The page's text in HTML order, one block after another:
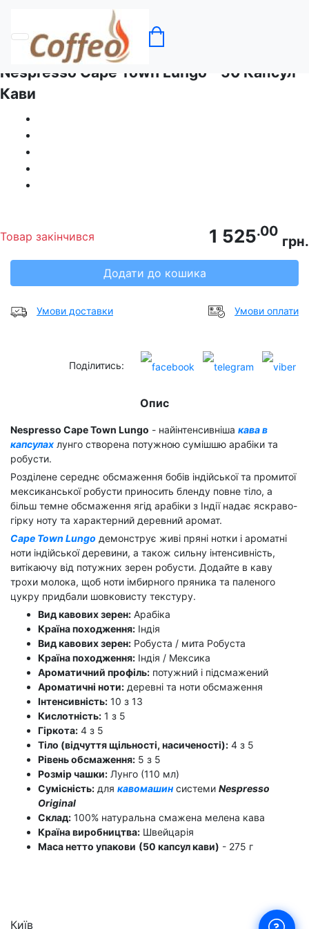
Кава в капсулах Nespresso
Nespresso Cape Town Lungo - 50 Капсул
Кави
Товар закінчився 1 525.00
грн.
Додати до кошика
Умови доставки Умови оплати
Поділитись:
Опис
Nespresso Cape Town Lungo - найінтенсивніша кава в
капсулах лунго створена потужною сумішшю арабіки та
робусти.
Розділене середнє обсмаження бобів індійської та промитої
мексиканської робусти приносить бленду повне тіло, а
більш темне обсмаження ягід арабіки з Індії надає яскраво-
гірку ноту та характерний деревний аромат.
Cape Town Lungo демонструє живі пряні нотки і ароматні
ноти індійської деревини, а також сильну інтенсивність,
витікаючу від потужних зерен робусти. Додайте в каву
трохи молока, щоб ноти імбирного пряника та паленого
цукру придбали шовковисту текстуру.
Вид кавових зерен: Арабіка
Країна походження: Індія
Вид кавових зерен: Робуста / мита Робуста
Країна походження: Індія / Мексика
Ароматичний профіль: потужний і підсмажений
Ароматичні ноти: деревні та ноти обсмаження
Інтенсивність: 10 з 13
Кислотність: 1 з 5
Гіркота: 4 з 5
Тіло (відчуття щільності, насиченості): 4 з 5
Рівень обсмаження: 5 з 5
Розмір чашки: Лунго (110 мл)
Сумісність: для кавомашин системи Nespresso
Original
Склад: 100% натуральна смажена мелена кава
Країна виробництва: Швейцарія
Маса нетто упакови (50 капсул кави) - 275 г
Київ